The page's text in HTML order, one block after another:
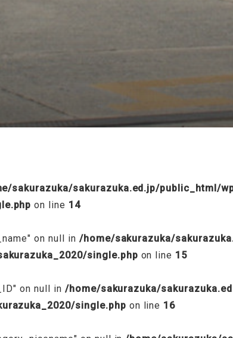
wp-content/themes/sakurazuka_2020/
sakurazuka/sakurazuka.ed.jp/public_html/
on line 14
on null in /home/sakurazuka/
single.php on line 15
on null in /home/sakurazuka/
single.php on line 16